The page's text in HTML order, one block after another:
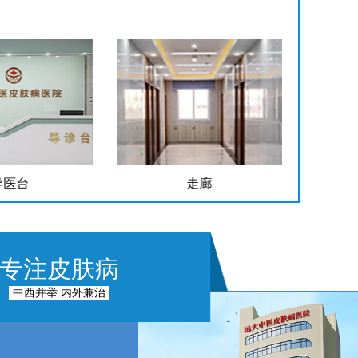
廊 手术室
专注皮肤病
中西并举 内外兼治